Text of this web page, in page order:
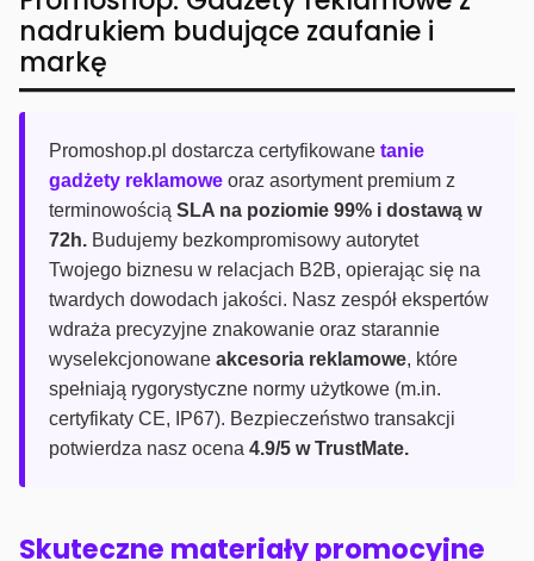
nadrukiem budujące zaufanie i
markę
Promoshop.pl dostarcza certyfikowane tanie
gadżety reklamowe oraz asortyment premium z
terminowością SLA na poziomie 99% i dostawą w
72h. Budujemy bezkompromisowy autorytet
Twojego biznesu w relacjach B2B, opierając się na
twardych dowodach jakości. Nasz zespół ekspertów
wdraża precyzyjne znakowanie oraz starannie
wyselekcjonowane akcesoria reklamowe, które
spełniają rygorystyczne normy użytkowe (m.in.
certyfikaty CE, IP67). Bezpieczeństwo transakcji
potwierdza nasz ocena 4.9/5 w TrustMate.
Skuteczne materiały promocyjne